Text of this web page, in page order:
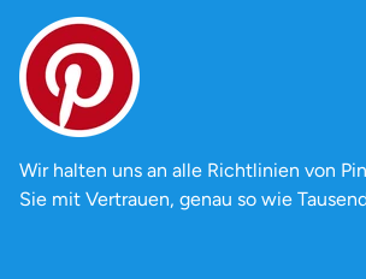
Wir halten uns an alle Richtlinien von
Sie mit Vertrauen, genau so wie